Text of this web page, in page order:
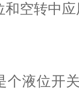
和空转中
个液位开